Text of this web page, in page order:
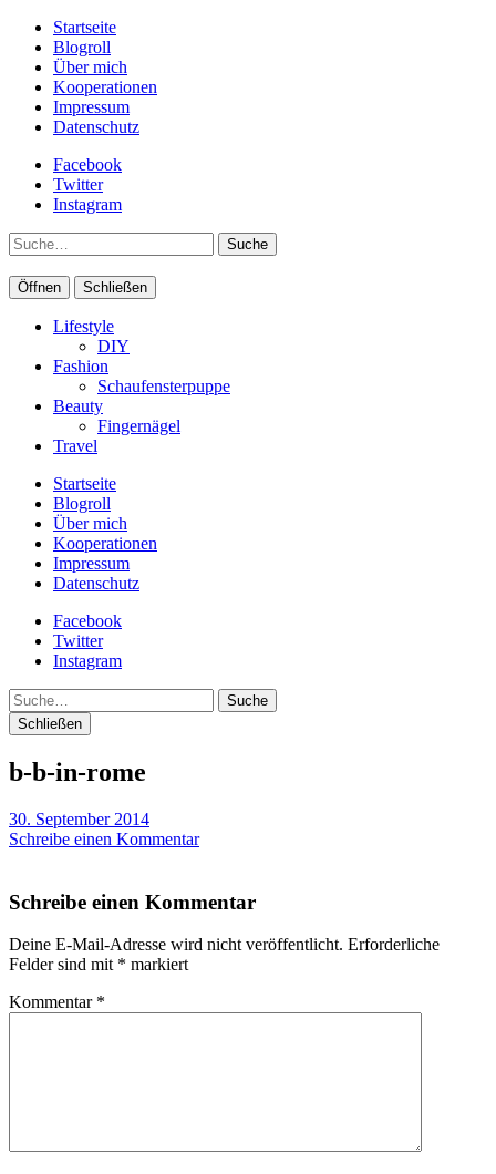
Startseite
Blogroll
Über mich
Kooperationen
Impressum
Datenschutz
Facebook
Twitter
Instagram
Suche
Öffnen Schließen
Lifestyle
DIY
Fashion
Schaufensterpuppe
Beauty
Fingernägel
Travel
Startseite
Blogroll
Über mich
Kooperationen
Impressum
Datenschutz
Facebook
Twitter
Instagram
Suche
Schließen
b-b-in-rome
30. September 2014
Schreibe einen Kommentar
Schreibe einen Kommentar
Deine E-Mail-Adresse wird nicht veröffentlicht. Erforderliche
Felder sind mit * markiert
Kommentar *